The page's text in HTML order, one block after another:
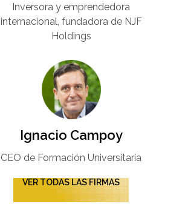
Inversora y emprendedora
internacional, fundadora de NJF
Holdings
Ignacio Campoy​
CEO de Formación Universitaria​
VER TODAS LAS FIRMAS